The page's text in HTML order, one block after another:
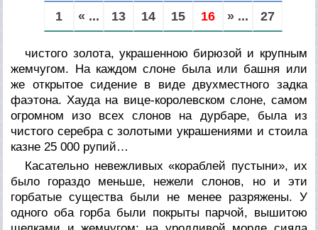
1 « ... 13 14 15 16 » ... 27
чистого золота, украшенною бирюзой и крупным
жемчугом. На каждом слоне была или башня или
же открытое сидение в виде двухместного задка
фаэтона.Хаудана вице-королевском слоне, самом
огромном изо всех слонов на дурбаре, была из
чистого серебра с золотыми украшениями и стоила
казне 25 000 рупий…
Касательно невежливых «кораблей пустыни», их
было гораздо меньше, нежели слонов, но и эти
горбатые существа были не менее разряжены. У
одного оба горба были покрыты парчой, вышитою